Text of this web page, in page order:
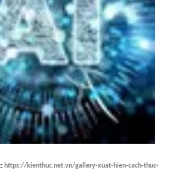
: https://kienthuc.net.vn/gallery-xuat-hien-cach-thuc-